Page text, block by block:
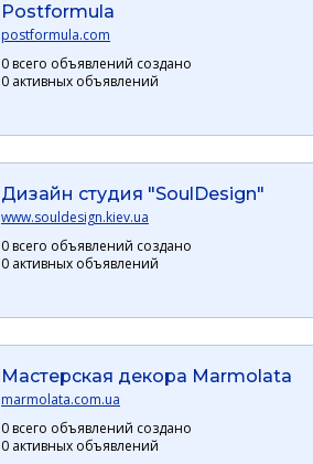
Postformula
postformula.com
0 всего объявлений создано
0 активных объявлений
Дизайн студия "SoulDesign"
www.souldesign.kiev.ua
0 всего объявлений создано
0 активных объявлений
Мастерская декора Marmolata
marmolata.com.ua
0 всего объявлений создано
0 активных объявлений